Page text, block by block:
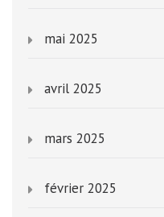
mai 2025
avril 2025
mars 2025
février 2025